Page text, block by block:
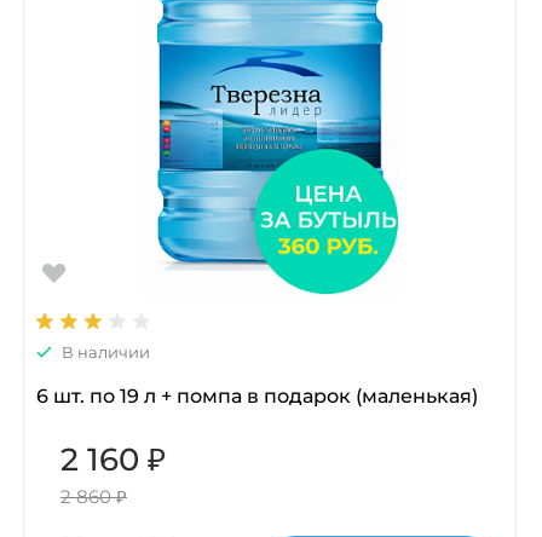
В наличии
6 шт. по 19 л + помпа в подарок (маленькая)
2 160 ₽
2 860 ₽